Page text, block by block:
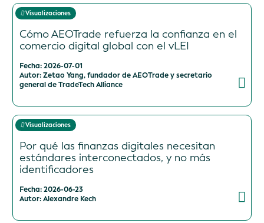
Visualizaciones
Cómo AEOTrade refuerza la confianza en el
comercio digital global con el vLEI
Fecha: 2026-07-01
Autor: Zetao Yang, fundador de AEOTrade y secretario
general de TradeTech Alliance
Visualizaciones
Por qué las finanzas digitales necesitan
estándares interconectados, y no más
identificadores
Fecha: 2026-06-23
Autor: Alexandre Kech